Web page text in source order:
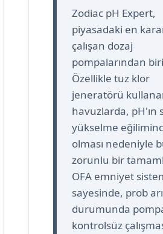
Zodiac pH Expert,
piyasadaki en
çalışan dozaj
pompalarından
Özellikle tuz klor
jeneratörü
havuzlarda, pH'ın
yükselme
olması nedeniyle
zorunlu bir
OFA emniyet
sayesinde, prob
durumunda
kontrolsüz